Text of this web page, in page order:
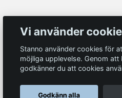
Vi använder
Stanno använder cookies för
möjliga upplevelse. Genom att
godkänner du att cookies
Godkänn alla